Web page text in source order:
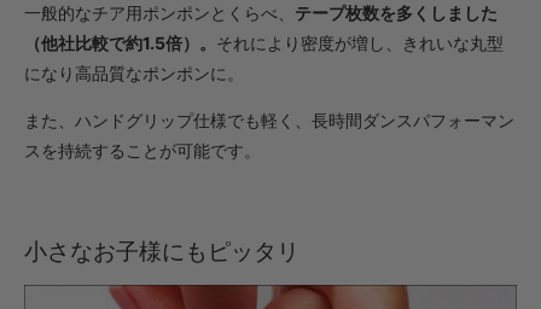
・【完成仕上】ｸﾞﾘｯﾌﾟ小
1,804円(税込)
・【完成仕上】ｸﾞﾘｯﾌﾟ小
1,518円(税込)
一般的なチア用ポンポンとくらべ、 テープ枚数を多くしました
（他社比較で約1.5倍）。 それにより密度が増し、きれいな丸型
になり高品質なポンポンに。
また、ハンドグリップ仕様でも軽く、長時間ダンスパフォーマン
スを持続することが可能です。
小さなお子様にもピッタリ